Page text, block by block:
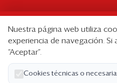
Suscripción individual
Paquetes corporativos
Edición Impresa
Nuestra página web utiliza
experiencia de navegación. Si
“Aceptar”.
Cookies técnicas o